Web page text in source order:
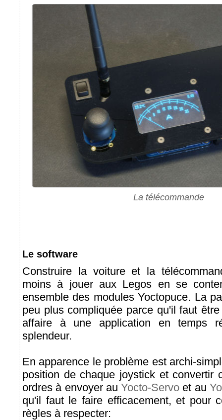
La télécommande
Le software
Construire la voiture et la
moins à jouer aux Legos en se
ensemble des modules Yoctopuce. La
peu plus compliquée parce qu'il faut
affaire à une application en temps
splendeur.
En apparence le problème est archi-
position de chaque joystick et convertir
ordres à envoyer au Yocto-Servo et au
qu'il faut le faire efficacement, et pour
règles à respecter: